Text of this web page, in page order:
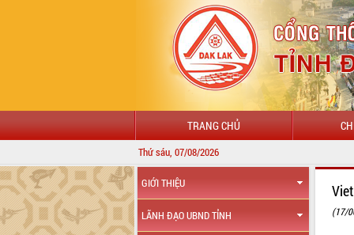
TRANG CHỦ
Thứ sáu, 07/08/2026
GIỚI THIỆU
LÃNH ĐẠO UBND TỈNH (17/